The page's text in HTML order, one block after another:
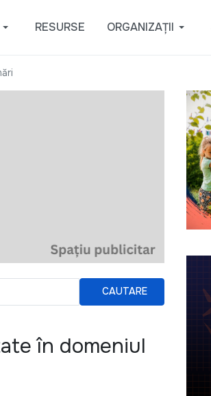
RESURSE ORGANIZAȚII
CAUTARE
în domeniul